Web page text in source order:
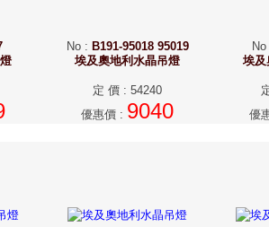
No: B191-95018 95019
埃及奧地利水晶吊燈
定 價 : 54240
優惠價 : 9040
No
埃及
優